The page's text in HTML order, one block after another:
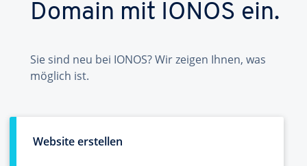
Domain mit IONOS ein.
Sie sind neu bei IONOS? Wir zeigen Ihnen, was
möglich ist.
Website erstellen